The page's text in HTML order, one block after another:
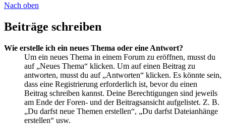
Nach oben
Beiträge schreiben
Wie erstelle ich ein neues Thema oder eine Antwort?
Um ein neues Thema in einem Forum zu eröffnen, musst du
auf „Neues Thema“ klicken. Um auf einen Beitrag zu
antworten, musst du auf „Antworten“ klicken. Es könnte sein,
dass eine Registrierung erforderlich ist, bevor du einen
Beitrag schreiben kannst. Deine Berechtigungen sind jeweils
am Ende der Foren- und der Beitragsansicht aufgelistet. Z. B.
„Du darfst neue Themen erstellen“, „Du darfst Dateianhänge
erstellen“ usw.